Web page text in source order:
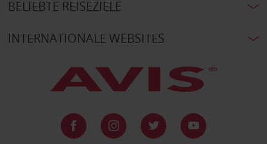
BELIEBTE REISEZIELE
INTERNATIONALE WEBSITES